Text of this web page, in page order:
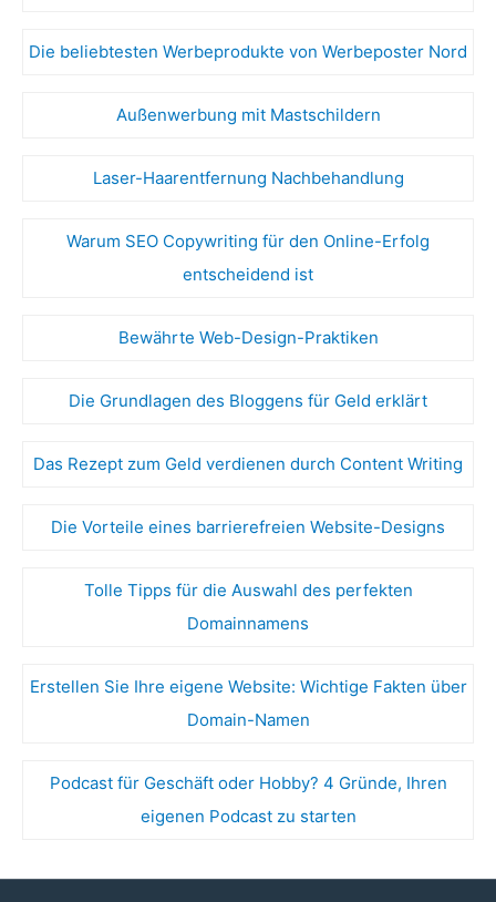
Die beliebtesten Werbeprodukte von Werbeposter Nord
Außenwerbung mit Mastschildern
Laser-Haarentfernung Nachbehandlung
Warum SEO Copywriting für den Online-Erfolg
entscheidend ist
Bewährte Web-Design-Praktiken
Die Grundlagen des Bloggens für Geld erklärt
Das Rezept zum Geld verdienen durch Content Writing
Die Vorteile eines barrierefreien Website-Designs
Tolle Tipps für die Auswahl des perfekten
Domainnamens
Erstellen Sie Ihre eigene Website: Wichtige Fakten über
Domain-Namen
Podcast für Geschäft oder Hobby? 4 Gründe, Ihren
eigenen Podcast zu starten